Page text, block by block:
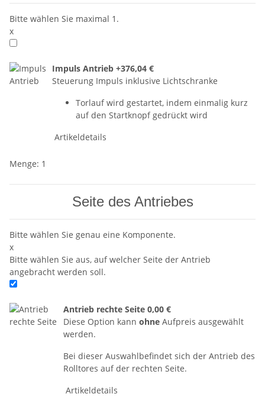
Bitte wählen Sie maximal 1.
x
Impuls Antrieb +376,04 €
Steuerung Impuls inklusive Lichtschranke
Torlauf wird gestartet, indem einmalig kurz
auf den Startknopf gedrückt wird
Artikeldetails
Menge: 1
Seite des Antriebes
Bitte wählen Sie genau eine Komponente.
x
Bitte wählen Sie aus, auf welcher Seite der Antrieb
angebracht werden soll.
Antrieb rechte Seite 0,00 €
Diese Option kann ohneAufpreis ausgewählt
werden.
Bei dieser Auswahlbefindet sich der Antrieb des
Rolltores auf der rechten Seite.
Artikeldetails